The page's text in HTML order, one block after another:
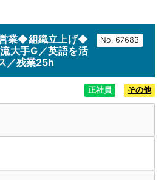
No.
営業◆組織立上げ◆
大手G／英語を活
／残業25h
正社員 その他